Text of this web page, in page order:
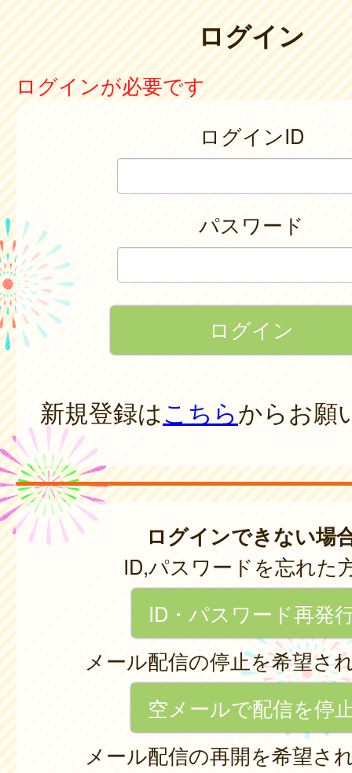
ログイン
ログインが必要です
ログインID
パスワード
新規登録はこちらからお願
ログインできない場
ID,パスワードを忘れた
ID・パスワード再発
メール配信の停止を希望さ
空メールで配信を停
メール配信の再開を希望さ